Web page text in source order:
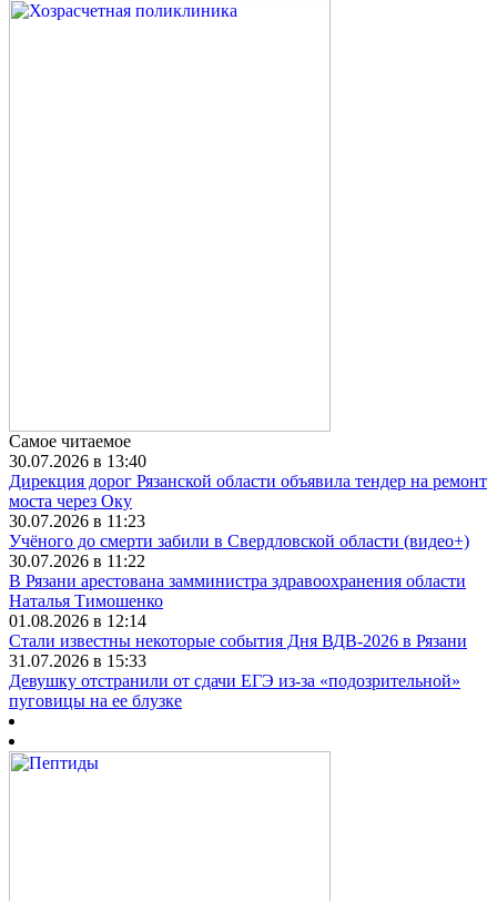
Самое читаемое
30.07.2026 в 13:40
Дирекция дорог Рязанской области объявила тендер на ремонт
моста через Оку
30.07.2026 в 11:23
Учёного до смерти забили в Свердловской области (видео+)
30.07.2026 в 11:22
В Рязани арестована замминистра здравоохранения области
Наталья Тимошенко
01.08.2026 в 12:14
Стали известны некоторые события Дня ВДВ-2026 в Рязани
31.07.2026 в 15:33
Девушку отстранили от сдачи ЕГЭ из-за «подозрительной»
пуговицы на ее блузке